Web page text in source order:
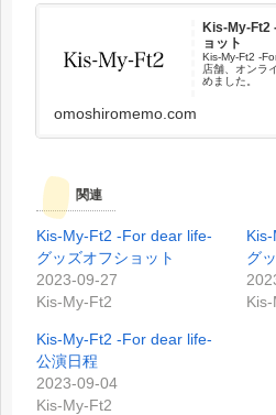
Kis-My-Ft2
ョット
Kis-My-Ft2 -
店舗、オンラ
めました。
omoshiromemo.com
関連
Kis-My-Ft2 -For dear life-
グッズオフショット
2023-09-27
Kis-My-Ft2
グ
Kis-My-Ft2 -For dear life-
公演日程
2023-09-04
Kis-My-Ft2